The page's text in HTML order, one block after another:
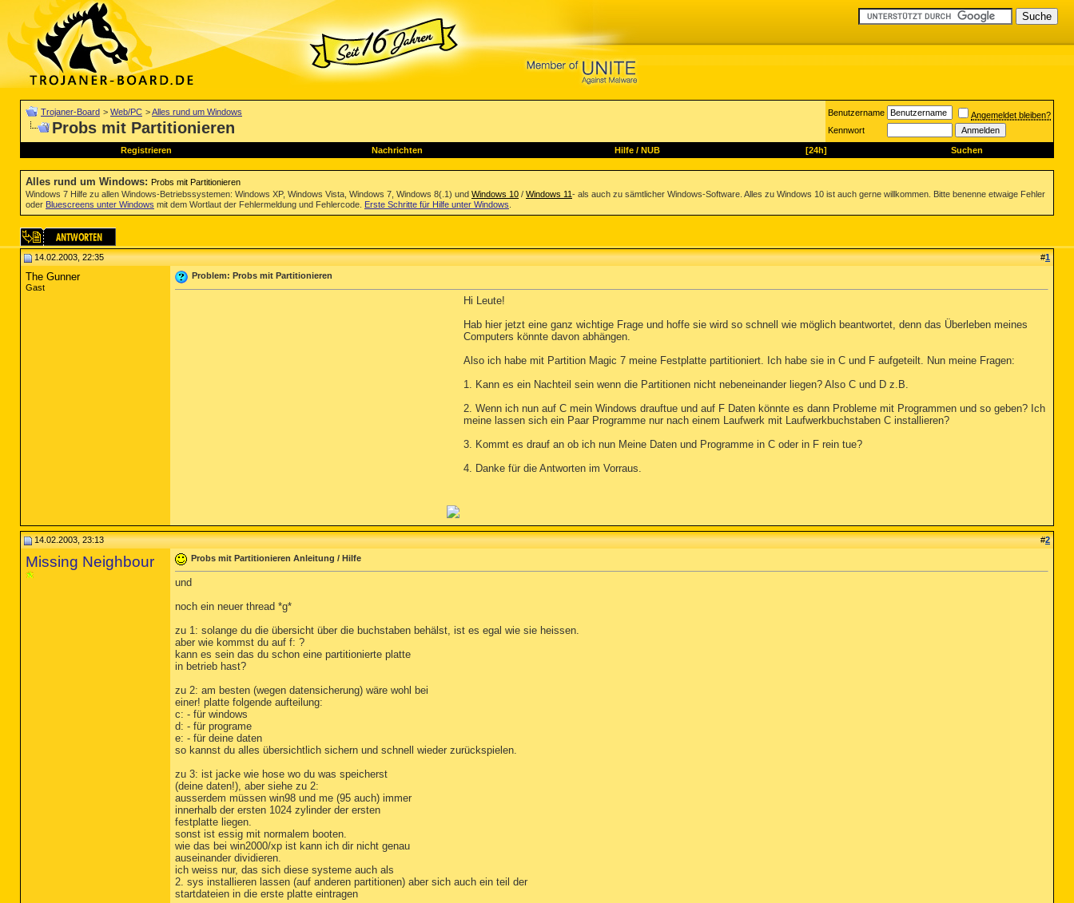
Trojaner-Board > Web/PC >Alles rund um Windows
Probs mit Partitionieren
Benutzername
Angemeldet bleiben?
Kennwort
Registrieren Nachrichten Hilfe/ NUB [24h] Suchen
Alles rund um Windows: Probs mit Partitionieren
Windows 7 Hilfe zu allen Windows-Betriebssystemen: Windows XP, Windows Vista, Windows 7, Windows 8(.1) und Windows 10 / Windows 11- als auch zu sämtlicher Windows-Software. Alles zu Windows 10 ist auch gerne willkommen. Bitte benenne etwaige Fehler
oder Bluescreens unter Windows mit dem Wortlaut der Fehlermeldung und Fehlercode. Erste Schritte für Hilfe unter Windows
14.02.2003, 22:35 #1
The Gunner
Gast
Problem: Probs mit Partitionieren
Hi Leute!
Hab hier jetzt eine ganz wichtige Frage und hoffe sie wird so schnell wie möglich beantwortet, denn das Überleben meines
Computers könnte davon abhängen.
Also ich habe mit Partition Magic 7 meine Festplatte partitioniert. Ich habe sie in C und F aufgeteilt. Nun meine Fragen:
1. Kann es ein Nachteil sein wenn die Partitionen nicht nebeneinander liegen? Also C und D z.B.
2. Wenn ich nun auf C mein Windows drauftue und auf F Daten könnte es dann Probleme mit Programmen und so geben? Ich
meine lassen sich ein Paar Programme nur nach einem Laufwerk mit Laufwerkbuchstaben C installieren?
3. Kommt es drauf an ob ich nun Meine Daten und Programme in C oder in F rein tue?
4. Danke für die Antworten im Vorraus.
14.02.2003, 23:13 #2
Missing Neighbour Probs mit Partitionieren Anleitung / Hilfe
und
noch ein neuer thread *g*
zu 1: solange du die übersicht über die buchstaben behälst, ist es egal wie sie heissen.
aber wie kommst du auf f: ?
kann es sein das du schon eine partitionierte platte
in betrieb hast?
zu 2: am besten (wegen datensicherung) wäre wohl bei
einer! platte folgende aufteilung:
c: - für windows
d: - für programe
e: - für deine daten
so kannst du alles übersichtlich sichern und schnell wieder zurückspielen.
zu 3: ist jacke wie hose wo du was speicherst
(deine daten!), aber siehe zu 2:
ausserdem müssen win98 und me (95 auch) immer
innerhalb der ersten 1024 zylinder der ersten
festplatte liegen.
sonst ist essig mit normalem booten.
wie das bei win2000/xp ist kann ich dir nicht genau
auseinander dividieren.
ich weiss nur, das sich diese systeme auch als
2. sys installieren lassen (auf anderen partitionen) aber sich auch ein teil der
startdateien in die erste platte eintragen